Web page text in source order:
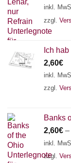
inkl.
zzgl.
Ich
2,60€
inkl.
zzgl.
Banks
2,60€ –
inkl.
zzgl.